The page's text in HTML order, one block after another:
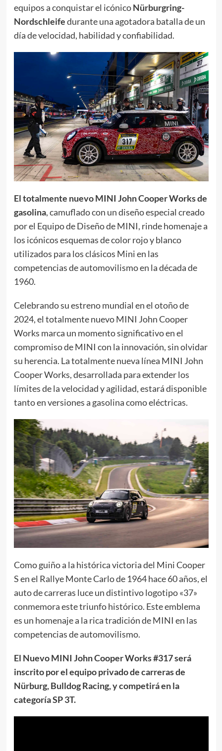
equipos a conquistar el icónicoNürburgring-
Nordschleifedurante una agotadora batalla de un
día de velocidad, habilidad y confiabilidad.
El totalmente nuevo MINI John Cooper Works de
gasolina, camuflado con un diseño especial creado
por el Equipo de Diseño de MINI, rinde homenaje a
los icónicos esquemas de color rojo y blanco
utilizados para los clásicos Mini en las
competencias de automovilismo en la década de
1960.
Celebrando su estreno mundial en el otoño de
2024, el totalmente nuevo MINI John Cooper
Works marca un momento significativo en el
compromiso de MINI con la innovación, sin olvidar
su herencia. La totalmente nueva línea MINI John
Cooper Works, desarrollada para extender los
límites de la velocidad y agilidad, estará disponible
tanto en versiones a gasolina como eléctricas.
Como guiño a la histórica victoria del Mini Cooper
S en el Rallye Monte Carlo de 1964 hace 60 años, el
auto de carreras luce un distintivo logotipo «37»
conmemora este triunfo histórico. Este emblema
es un homenaje a la rica tradición de MINI en las
competencias de automovilismo.
El Nuevo MINI John Cooper Works #317 será
inscrito por el equipo privado de carreras de
Nürburg, Bulldog Racing, y competirá en la
categoría SP 3T.